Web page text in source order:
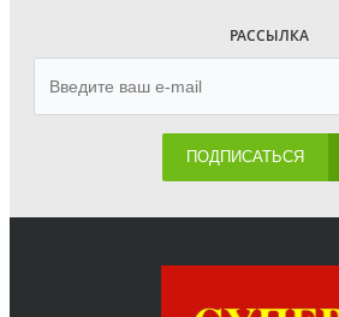
РАССЫЛКА
ПОДПИСАТЬСЯ